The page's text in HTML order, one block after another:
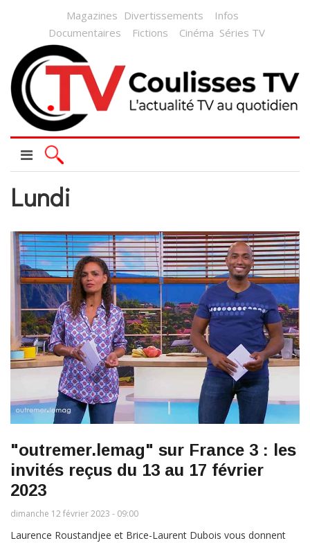
Magazines Divertissements
Infos
Documentaires
Fictions Cinéma Séries TV
Lundi
"outremer.lemag" sur France 3 : les
invités reçus du 13 au 17 février
2023
dimanche 12 février 2023 - 09:00
Laurence Roustandjee et Brice-Laurent Dubois vous donnent